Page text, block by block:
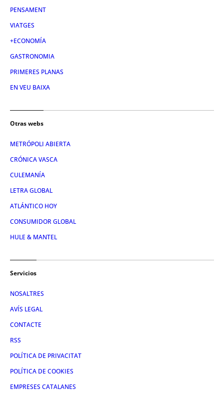
PENSAMENT
VIATGES
+ECONOMÍA
GASTRONOMIA
PRIMERES PLANAS
EN VEU BAIXA
Otras webs
METRÓPOLI ABIERTA
CRÓNICA VASCA
CULEMANÍA
LETRA GLOBAL
ATLÁNTICO HOY
CONSUMIDOR GLOBAL
HULE & MANTEL
Servicios
NOSALTRES
AVÍS LEGAL
CONTACTE
RSS
POLÍTICA DE PRIVACITAT
POLÍTICA DE COOKIES
EMPRESES CATALANES